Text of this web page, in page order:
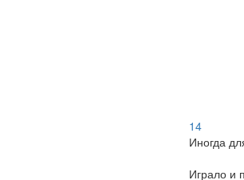
14
Иногда
Играло и